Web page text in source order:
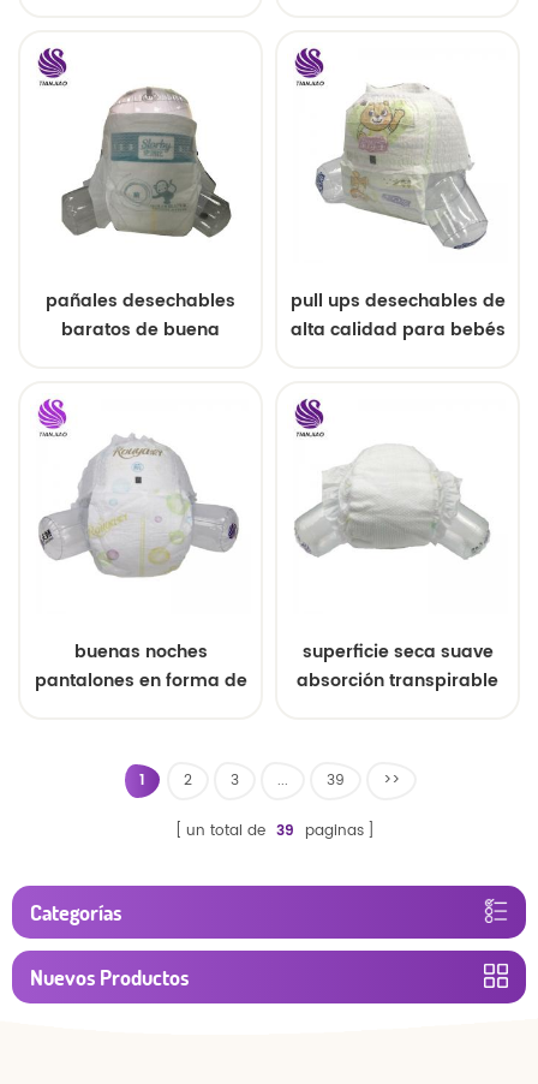
pañales desechables
baratos de buena
pull ups desechables de
alta calidad para bebés
buenas noches
pantalones en forma de
superficie seca suave
absorción transpirable
1 2 3 ... 39 >>
un total de 39 paginas
Categorías
Nuevos Productos